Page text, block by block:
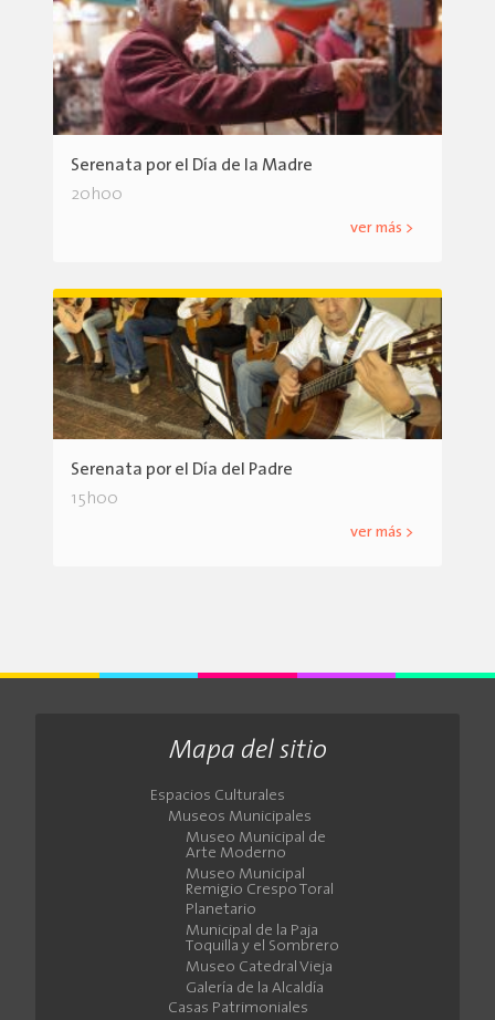
Serenata por el Día de la Madre
20h00
ver más >
Serenata por el Día del Padre
15h00
ver más >
Mapa del sitio
Espacios Culturales
Museos Municipales
Museo Municipal de
Arte Moderno
Museo Municipal
Remigio Crespo Toral
Planetario
Municipal de la Paja
Toquilla y el Sombrero
Museo Catedral Vieja
Galería de la Alcaldía
Casas Patrimoniales